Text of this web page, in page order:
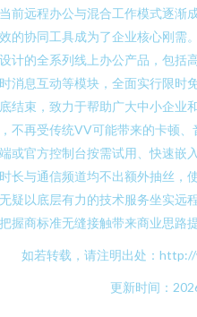
前远程办公与混合工作模式逐渐
的协同工具成为了企业核心刚需
计的全系列线上办公产品，包括
消息互动等模块，全面实行限时
结束，致力于帮助广大中小企业
不再受传统VV可能带来的卡顿
或官方控制台按需试用、快速嵌
长与通信频道均不出额外抽丝，
疑以底层有力的技术服务坐实远
握商标准无缝接触带来商业思路
如若转载，请注明出处：
更新时间：